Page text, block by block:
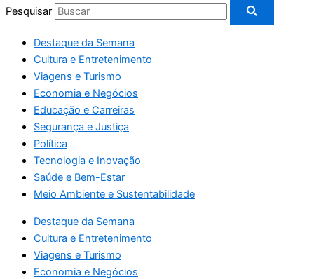
Pesquisar
Destaque da Semana
Cultura e Entretenimento
Viagens e Turismo
Economia e Negócios
Educação e Carreiras
Segurança e Justiça
Política
Tecnologia e Inovação
Saúde e Bem-Estar
Meio Ambiente e Sustentabilidade
Destaque da Semana
Cultura e Entretenimento
Viagens e Turismo
Economia e Negócios